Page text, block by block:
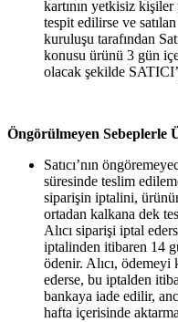
kartının yetkisiz kişiler
tespit edilirse ve
kuruluşu tarafından
konusu ürünü 3 gün
olacak şekilde
Öngörülmeyen Sebeplerle
Satıcı’nın
süresinde teslim
siparişin iptalini,
ortadan kalkana dek
Alıcı siparişi iptal
iptalinden itibaren 14
ödenir. Alıcı, ödemeyi
ederse, bu iptalden
bankaya iade edilir,
hafta içerisinde